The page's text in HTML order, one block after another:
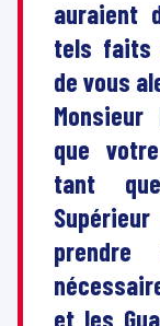
auraient
tels faits
de vous
que
tant
et les